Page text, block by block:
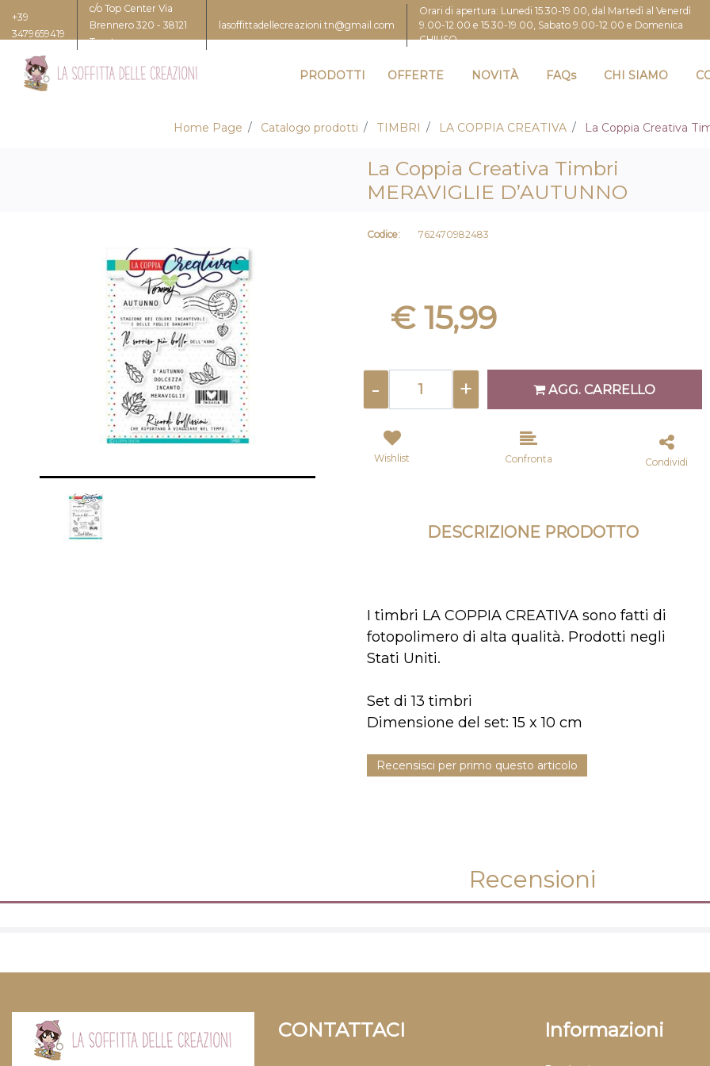
+39
3479659419
c/o Top Center Via
Brennero 320 - 38121
Trento
lasoffittadellecreazioni.tn@gmail.com
Orari di apertura: Lunedi 15.30-19.00, dal Martedì al Venerdì
9.00-12.00 e 15.30-19.00, Sabato 9.00-12.00 e Domenica
CHIUSO
PRODOTTI OFFERTE NOVITÀ FAQs CHI SIAMO
Home Page Catalogo prodotti TIMBRI LA COPPIA CREATIVA La Coppia Creativa
La Coppia Creativa Timbri
MERAVIGLIE D’AUTUNNO
Codice: 762470982483
€ 15,99
AGG. CARRELLO
Wishlist Confronta Condividi
DESCRIZIONE PRODOTTO
I timbri LA COPPIA CREATIVA sono fatti di
fotopolimero di alta qualità. Prodotti negli
Stati Uniti.
Set di 13 timbri
Dimensione del set: 15 x 10 cm
Recensisci per primo questo articolo
Recensioni
CONTATTACI Informazioni